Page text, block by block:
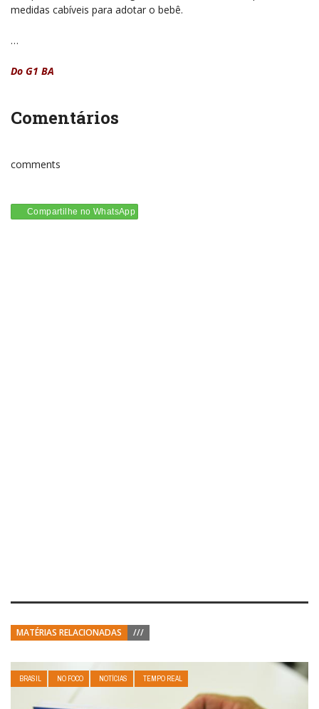
medidas cabíveis para adotar o bebê.
…
Do G1 BA
Comentários
comments
Compartilhe no WhatsApp
MATÉRIAS RELACIONADAS ///
BRASIL NO FOCO NOTÍCIAS TEMPO REAL